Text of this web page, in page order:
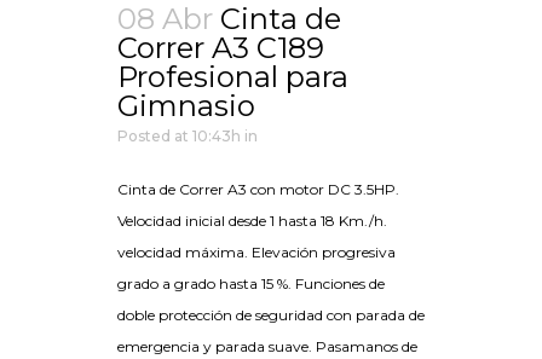
08 Abr Cinta de
Correr A3 C189
Profesional para
Gimnasio
Posted at 10:43h in
Cinta de Correr A3 con motor DC 3.5HP.
Velocidad inicial desde 1 hasta 18 Km./h.
velocidad máxima. Elevación progresiva
grado a grado hasta 15 %. Funciones de
doble protección de seguridad con parada de
emergencia y parada suave. Pasamanos de